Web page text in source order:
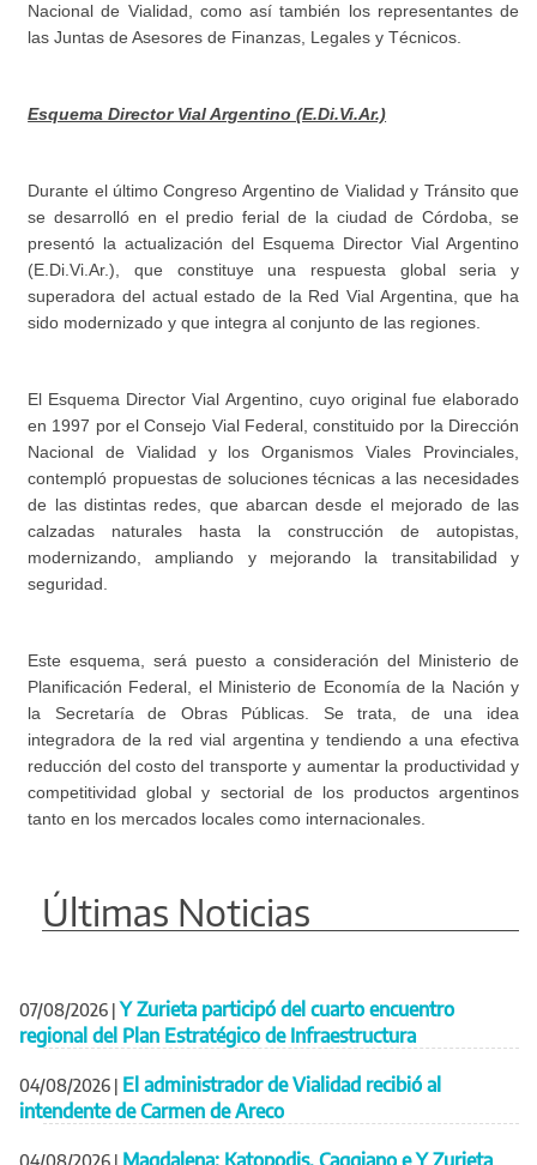
Nacional de Vialidad, como así también los representantes de
las Juntas de Asesores de Finanzas, Legales y Técnicos.
Esquema Director Vial Argentino (E.Di.Vi.Ar.)
Durante el último Congreso Argentino de Vialidad y Tránsito que
se desarrolló en el predio ferial de la ciudad de Córdoba, se
presentó la actualización del Esquema Director Vial Argentino
(E.Di.Vi.Ar.), que constituye una respuesta global seria y
superadora del actual estado de la Red Vial Argentina, que ha
sido modernizado y que integra al conjunto de las regiones.
El Esquema Director Vial Argentino, cuyo original fue elaborado
en 1997 por el Consejo Vial Federal, constituido por la Dirección
Nacional de Vialidad y los Organismos Viales Provinciales,
contempló propuestas de soluciones técnicas a las necesidades
de las distintas redes, que abarcan desde el mejorado de las
calzadas naturales hasta la construcción de autopistas,
modernizando, ampliando y mejorando la transitabilidad y
seguridad.
Este esquema, será puesto a consideración del Ministerio de
Planificación Federal, el Ministerio de Economía de la Nación y
la Secretaría de Obras Públicas. Se trata, de una idea
integradora de la red vial argentina y tendiendo a una efectiva
reducción del costo del transporte y aumentar la productividad y
competitividad global y sectorial de los productos argentinos
tanto en los mercados locales como internacionales.
Últimas Noticias
07/08/2026 | Y Zurieta participó del cuarto encuentro
regional del Plan Estratégico de Infraestructura
04/08/2026 | El administrador de Vialidad recibió al
intendente de Carmen de Areco